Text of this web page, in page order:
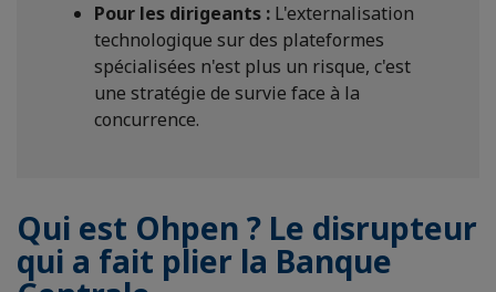
Pour les dirigeants : L'externalisation
technologique sur des plateformes
spécialisées n'est plus un risque, c'est
une stratégie de survie face à la
concurrence.
Qui est Ohpen ? Le disrupteur
qui a fait plier la Banque